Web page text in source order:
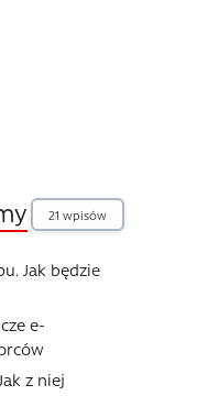
21 wpisów
Jak będzie
e-
z niej